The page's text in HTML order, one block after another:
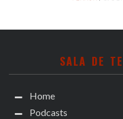
SALA DE
Home
Podcasts